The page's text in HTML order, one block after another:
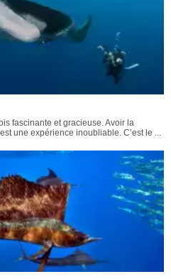
fascinante et gracieuse. Avoir la
une expérience inoubliable. C’est le ...